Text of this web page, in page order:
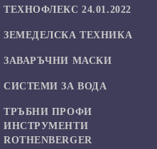
ТЕХНОФЛЕКС 24.01.2022
ЗЕМЕДЕЛСКА ТЕХНИКА
ЗАВАРЪЧНИ МАСКИ
СИСТЕМИ ЗА ВОДА
ТРЪБНИ ПРОФИ
ИНСТРУМЕНТИ
ROTHENBERGER